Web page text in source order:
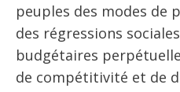
peuples des modes de
des régressions
budgétaires
de compétitivité et de